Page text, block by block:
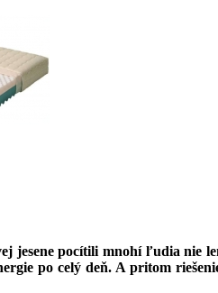
jesene pocítili mnohí ľudia nie
po celý deň. A pritom